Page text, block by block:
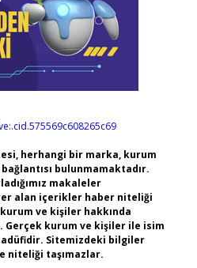
herhangi bir marka, kurum
bulunmamaktadır.
makaleler
alan içerikler haber niteliği
ve kişiler hakkında
Gerçek kurum ve kişiler ile isim
Sitemizdeki bilgiler
niteliği taşımazlar.